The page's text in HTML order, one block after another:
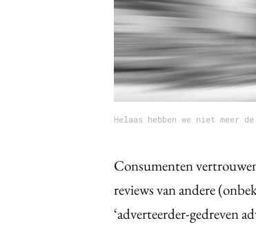
Helaas hebben we niet meer
Consumenten
reviews van andere
‘adverteerder-gedreven